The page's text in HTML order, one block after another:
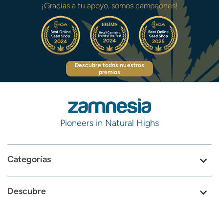
¡Gracias a tu apoyo, somos campeones!
Descubre todos nuestros
premios
Pioneers in Natural Highs
Categorías
Descubre